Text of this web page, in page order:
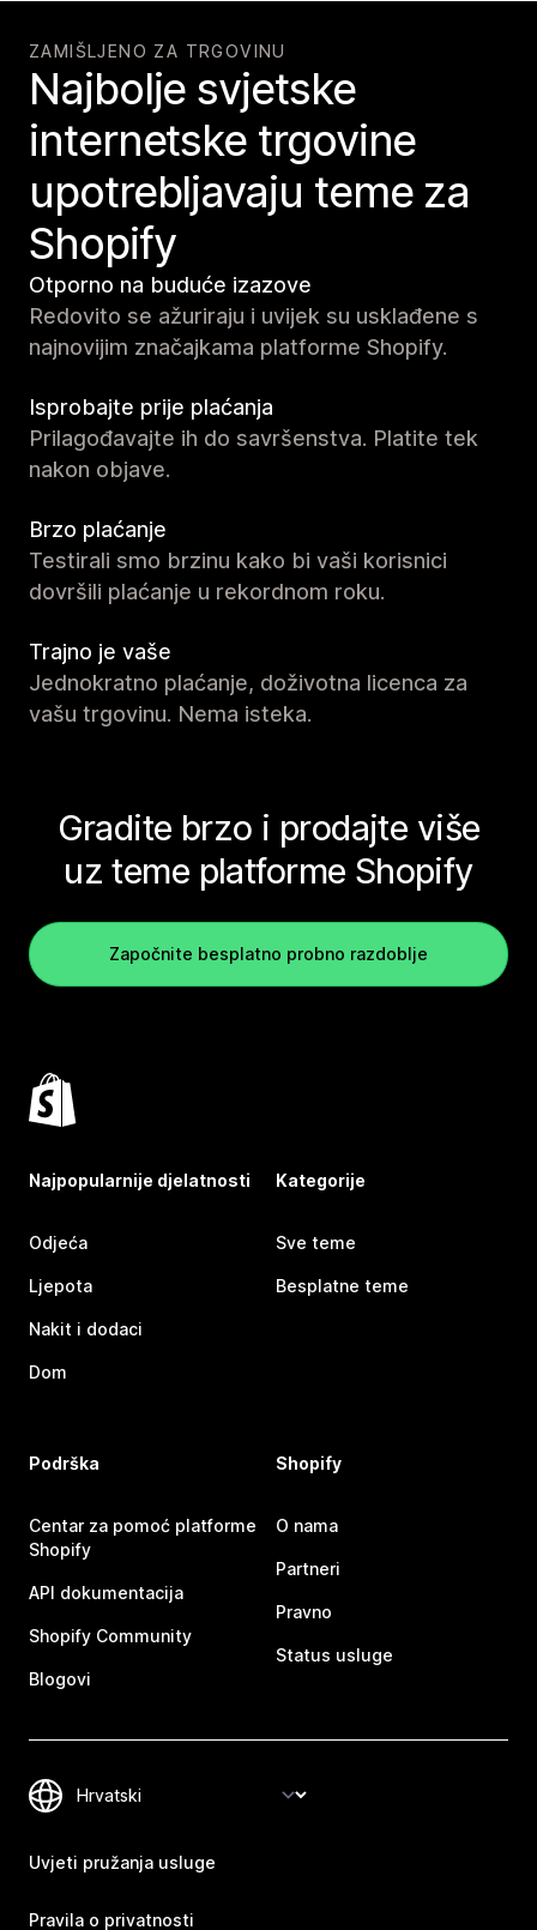
ZAMIŠLJENO ZA TRGOVINU
Najbolje svjetske
internetske trgovine
upotrebljavaju teme za
Shopify
Otporno na buduće izazove
Redovito se ažuriraju i uvijek su usklađene s
najnovijim značajkama platforme Shopify.
Isprobajte prije plaćanja
Prilagođavajte ih do savršenstva. Platite tek
nakon objave.
Brzo plaćanje
Testirali smo brzinu kako bi vaši korisnici
dovršili plaćanje u rekordnom roku.
Trajno je vaše
Jednokratno plaćanje, doživotna licenca za
vašu trgovinu. Nema isteka.
Gradite brzo i prodajte više
uz teme platforme Shopify
Započnite besplatno probno razdoblje
Najpopularnije djelatnosti
Odjeća
Ljepota
Nakit i dodaci
Dom
Kategorije
Sve teme
Besplatne teme
Podrška
Centar za pomoć platforme
Shopify
API dokumentacija
Shopify Community
Blogovi
Shopify
O nama
Partneri
Pravno
Status usluge
Uvjeti pružanja usluge
Pravila o privatnosti